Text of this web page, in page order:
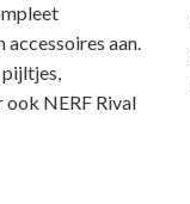
accessoires aan.
pijltjes,
ook NERF Rival